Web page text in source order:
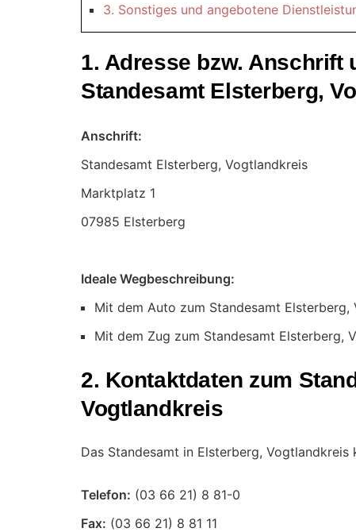
3. Sonstiges und angebotene
1. Adresse bzw. Anschrift
Standesamt Elsterberg,
Anschrift:
Standesamt Elsterberg, Vogtlandkreis
07985 Elsterberg
Ideale Wegbeschreibung:
Mit dem Auto zum Standesamt Elsterberg,
Mit dem Zug zum Standesamt Elsterberg,
2. Kontaktdaten zum
Vogtlandkreis
Das Standesamt in Elsterberg,
Telefon:
Fax: